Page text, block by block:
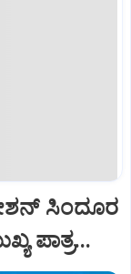
ಸಿಂದೂರ
ಪಾತ್ರ...